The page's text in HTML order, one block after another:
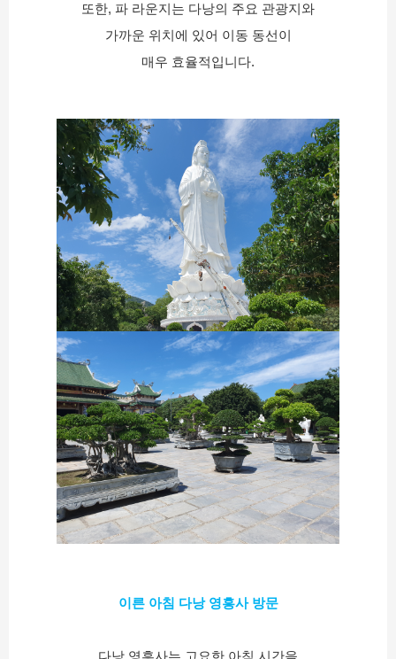
또한, 파 라운지는 다낭의 주요 관광지와
가까운 위치에 있어 이동 동선이
매우 효율적입니다.
이른 아침 다낭 영흥사 방문